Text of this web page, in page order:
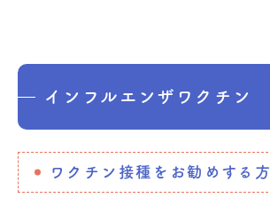
インフルエンザワクチン
ワクチン接種をお勧めする方